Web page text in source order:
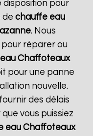
disposition pour
dechauffe eau
. Nous
réparer ou
Chaffoteaux
pour une panne
nouvelle.
des délais
vous puissiez
eau Chaffoteaux